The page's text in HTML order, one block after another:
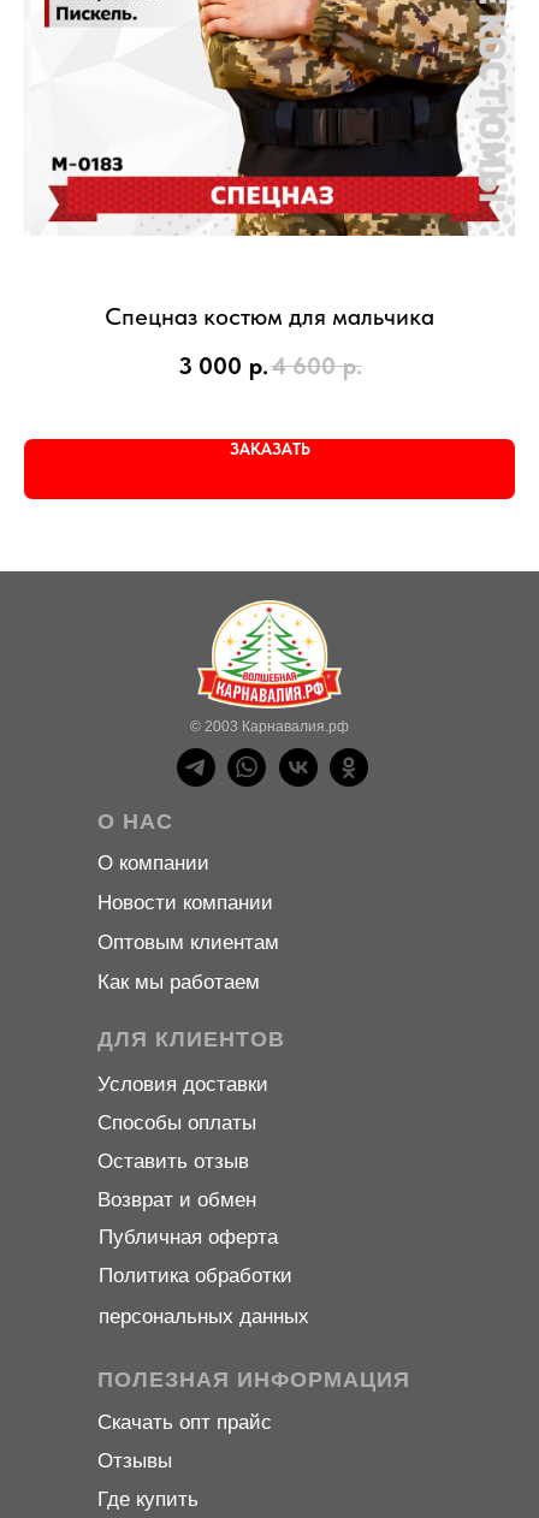
Спецназ костюм для мальчика
3 000 р.4 600 р.
ЗАКАЗАТЬ
О НАС
ДЛЯ КЛИЕНТОВ
ПОЛЕЗНАЯ ИНФОРМАЦИЯ
© 2003 Карнавалия.рф
Условия доставки
Возврат и обмен
Способы оплаты
Оставить отзыв
О компании
Оптовым клиентам
Новости компании
Скачать опт прайс
Отзывы
Где купить
Как мы работаем
Публичная оферта
Политика обработки
персональных данных